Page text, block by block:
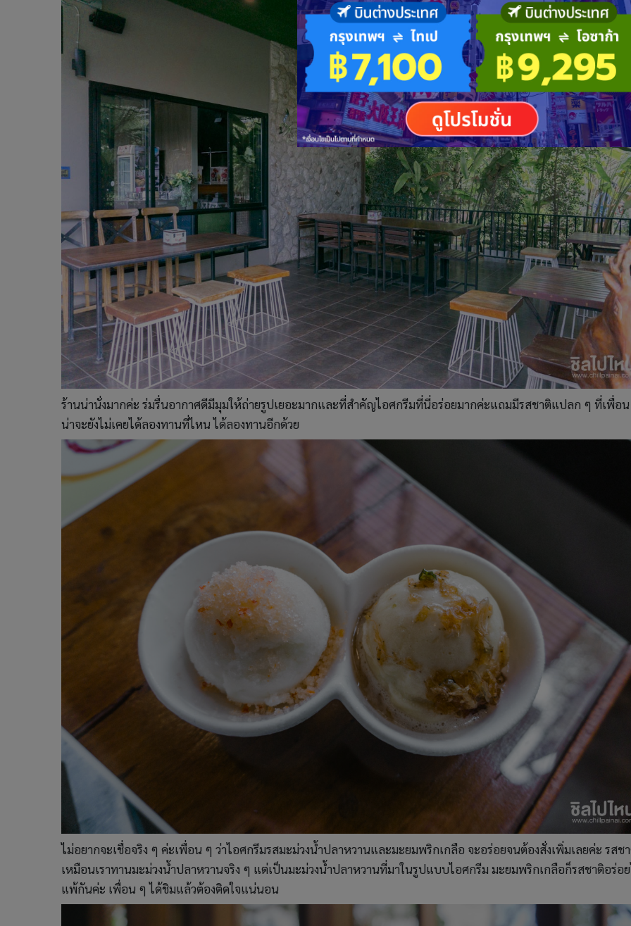
ร้านน่านั่งมากค่ะ ร่มรื่นอากาศดีมีมุมให้ถ่ายรูปเยอะมากและที่สำคัญไอศกรีมที่นี่อร่อยมากค่ะแถมมีรสชาติแปลก ๆ ที่เพื่อ
น่าจะยังไม่เคยได้ลองทานที่ไหน ได้ลองทานอีกด้วย
ไม่อยากจะเชื่อจริง ๆ ค่ะเพื่อน ๆ ว่าไอศกรีมรสมะม่วงน้ำปลาหวานและมะยมพริกเกลือ จะอร่อยจนต้องสั่งเพิ่มเลยค่ะ รสช
เหมือนเราทานมะม่วงน้ำปลาหวานจริง ๆ แต่เป็นมะม่วงน้ำปลาหวานที่มาในรูปแบบไอศกรีม มะยมพริกเกลือก็รสชาติอร่อ
แพ้กันค่ะ เพื่อน ๆ ได้ชิมแล้วต้องติดใจแน่นอน